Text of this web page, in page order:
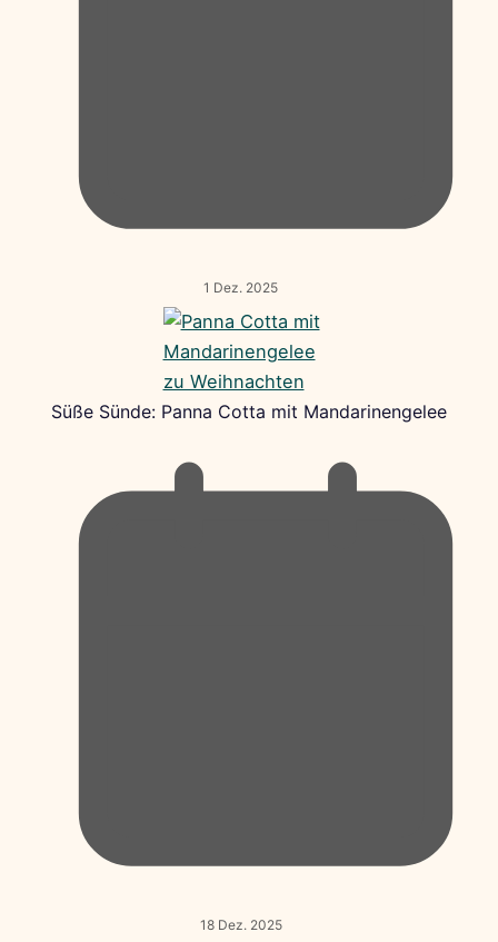
1 Dez. 2025
Süße Sünde: Panna Cotta mit Mandarinengelee
18 Dez. 2025